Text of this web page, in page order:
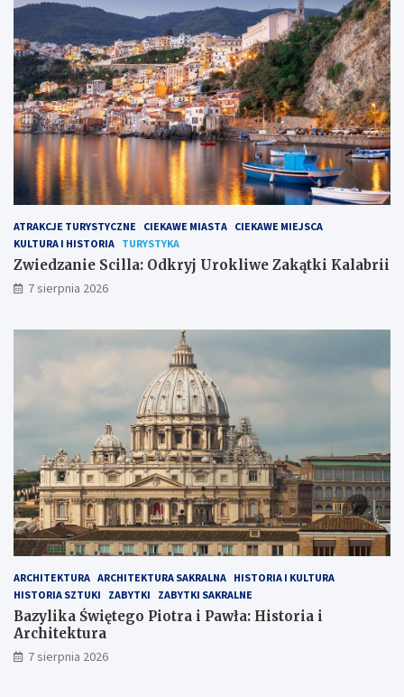
ATRAKCJE TURYSTYCZNE CIEKAWE MIASTA CIEKAWE MIEJSCA
KULTURA I HISTORIA TURYSTYKA
Zwiedzanie Scilla: Odkryj Urokliwe Zakątki Kalabrii
7 sierpnia 2026
ARCHITEKTURA ARCHITEKTURA SAKRALNA HISTORIA I KULTURA
HISTORIA SZTUKI
ZABYTKI ZABYTKI SAKRALNE
Bazylika Świętego Piotra i Pawła: Historia i
Architektura
7 sierpnia 2026